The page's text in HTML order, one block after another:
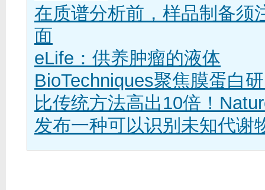
在质谱分析前，样品制备须
面
eLife：供养肿瘤的液体
BioTechniques聚焦膜蛋白
比传统方法高出10倍！
发布一种可以识别未知代谢